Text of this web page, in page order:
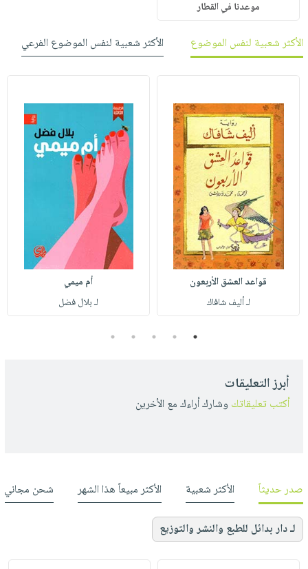
موعدنا في القطار
الأكثر شعبية لنفس الموضوع الأكثر شعبية لنفس الموضوع الفرعي
قواعد العشق الأربعون
لـ أليف شافاك
أم ميمي
لـ بلال فضل
1
2
3
4
5
أبرز التعليقات
أكتب تعليقاتك وشارك أراءك مع الأخرين
صدر حديثاً الأكثر شعبية الأكثر مبيعاً هذا الشهر شحن مجاني
لـ دار بدائل للطبع والنشر والتوزيع